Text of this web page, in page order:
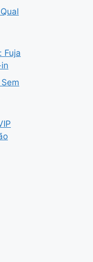
Fuja